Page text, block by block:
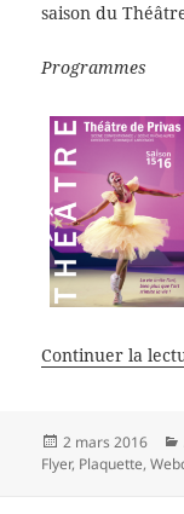
saison du
Programmes
Continuer la
Publié
le
2 mars 2016
Flyer, Plaquette,